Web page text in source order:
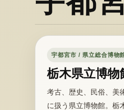
宇都宮市 / 県立総合博物
栃木県立博物
考古、歴史、民俗、美
に扱う県立博物館。栃